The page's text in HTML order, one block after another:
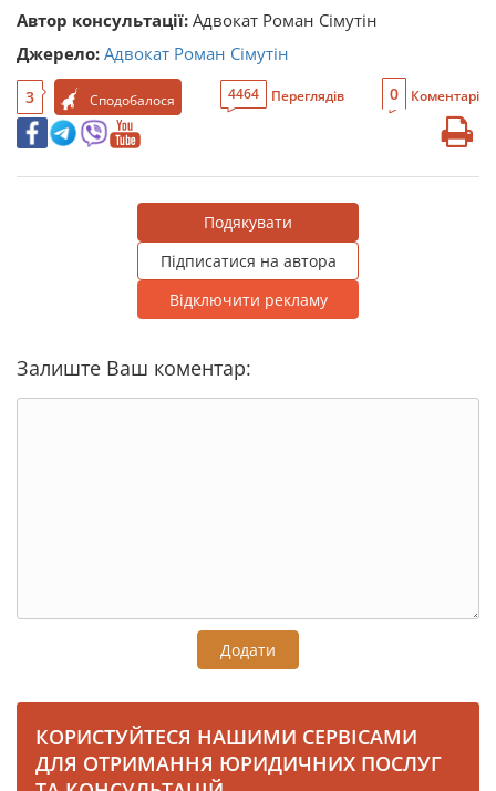
Автор консультації: Адвокат Роман Сімутін
Джерело: Адвокат Роман Сімутін
3 Сподобалося 4464 Переглядів 0 Коментарі
Подякувати
Підписатися на автора
Відключити рекламу
Залиште Ваш коментар:
Додати
КОРИСТУЙТЕСЯ НАШИМИ СЕРВІСАМИ
ДЛЯ ОТРИМАННЯ ЮРИДИЧНИХ ПОСЛУГ